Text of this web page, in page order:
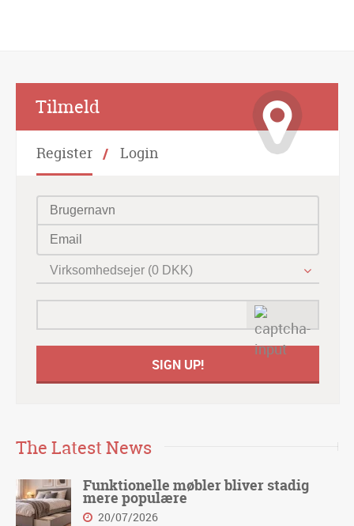
Tilmeld
Register Login
Virksomhedsejer (0 DKK)
The Latest News
Funktionelle møbler bliver stadig
mere populære
20/07/2026